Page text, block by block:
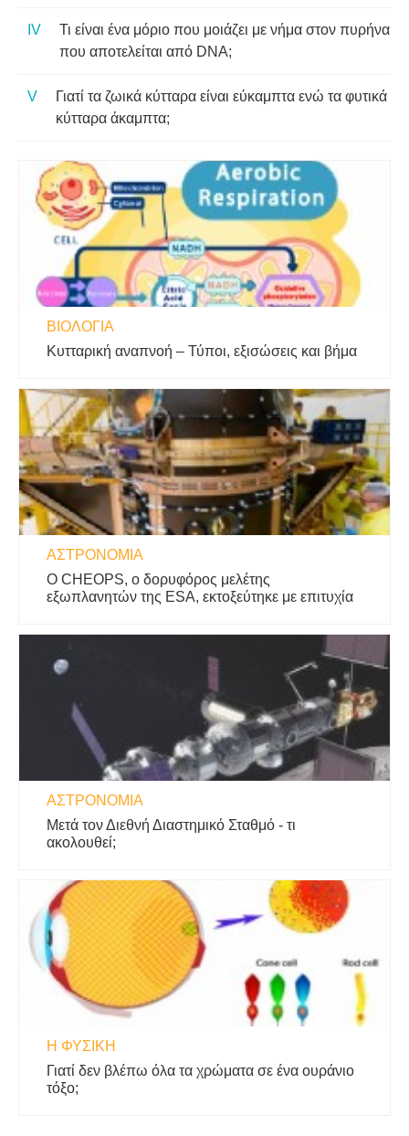
Τι είναι ένα μόριο που μοιάζει με νήμα στον πυρήνα
που αποτελείται από DNA;
Γιατί τα ζωικά κύτταρα είναι εύκαμπτα ενώ τα φυτικά
κύτταρα άκαμπτα;
ΒΙΟΛΟΓΊΑ
Κυτταρική αναπνοή – Τύποι, εξισώσεις και βήμα
ΑΣΤΡΟΝΟΜΊΑ
Ο CHEOPS, ο δορυφόρος μελέτης
εξωπλανητών της ESA, εκτοξεύτηκε με επιτυχία
ΑΣΤΡΟΝΟΜΊΑ
Μετά τον Διεθνή Διαστημικό Σταθμό - τι
ακολουθεί;
Η ΦΥΣΙΚΗ
Γιατί δεν βλέπω όλα τα χρώματα σε ένα ουράνιο
τόξο;